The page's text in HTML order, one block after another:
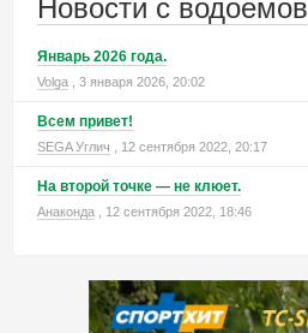
Новости с водоемов
Январь 2026 года.
Volga , 3 января 2026, 20:02
Всем привет!
SEGA Углич , 12 сентября 2022, 20:17
На второй точке — не клюет.
Анаконда , 12 сентября 2022, 18:46